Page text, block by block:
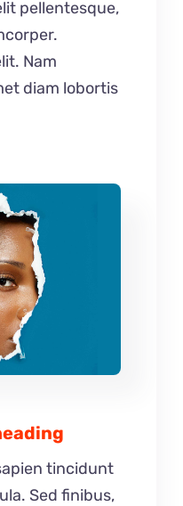
pellentesque,
Nam
diam lobortis
tincidunt
Sed finibus,